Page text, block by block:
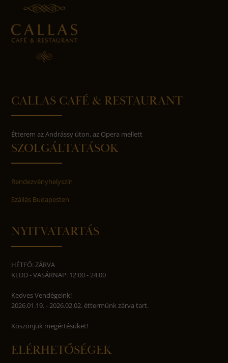
CALLAS CAFÉ & RESTAURANT
Étterem az Andrássy úton, az Opera mellett
SZOLGÁLTATÁSOK
Rendezvényhelyszín
Szállás Budapesten
NYITVATARTÁS
HÉTFŐ: ZÁRVA
KEDD - VASÁRNAP: 12:00 - 24:00
Kedves Vendégeink!
2026.01.19. - 2026.02.02. éttermünk zárva tart.
Köszönjük megértésüket!
ELÉRHETŐSÉGEK